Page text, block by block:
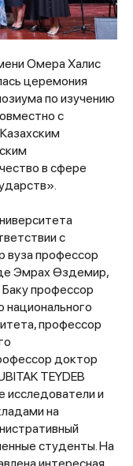
Омера Халис
церемония
по изучению
с
в сфере
с
вуза профессор
Эмрах Өздемир,
профессор
национального
профессор
доктор
TEYDEB
исследователи и
на
студенты. На